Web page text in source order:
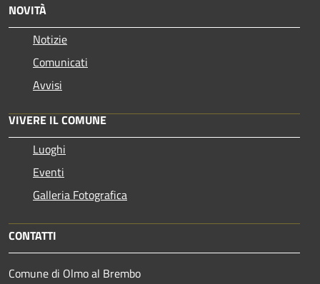
NOVITÀ
Notizie
Comunicati
Avvisi
VIVERE IL COMUNE
Luoghi
Eventi
Galleria Fotografica
CONTATTI
Comune di Olmo al Brembo